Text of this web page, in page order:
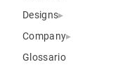
Designs
Company
Glossario